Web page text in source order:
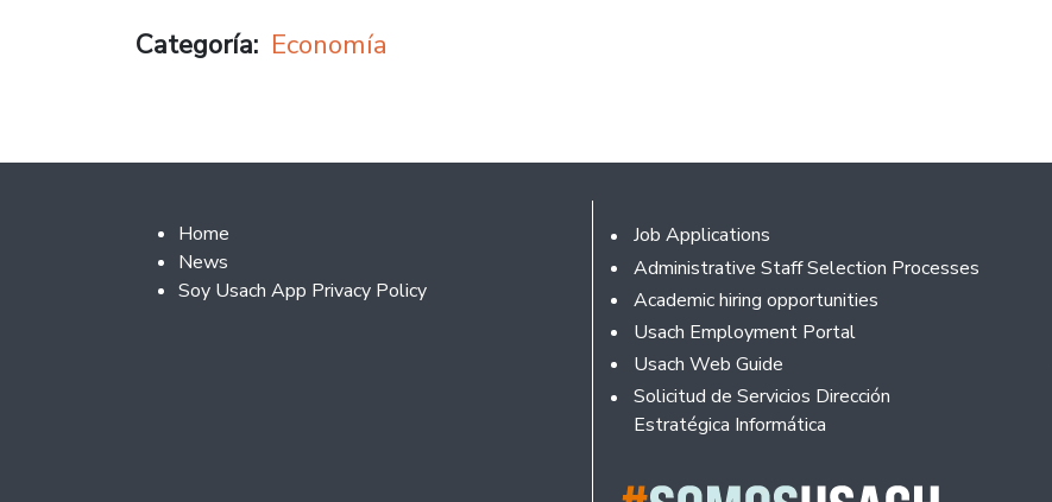
Categoría Economía
Footer 2
Home
News
Soy Usach App Privacy Policy
Footer
Job Applications
Administrative Staff Selection Processes
Academic hiring opportunities
Usach Employment Portal
Usach Web Guide
Solicitud de Servicios Dirección
Estratégica Informática